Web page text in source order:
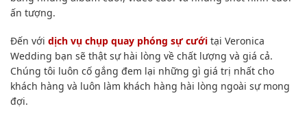
ấn tượng.
Đến với dịch vụ chụp quay phóng sự cưới tại Veronica
Wedding bạn sẽ thật sự hài lòng về chất lượng và giá cả.
Chúng tôi luôn cố gắng đem lại những gì giá trị nhất cho
khách hàng và luôn làm khách hàng hài lòng ngoài sự mong
đợi.